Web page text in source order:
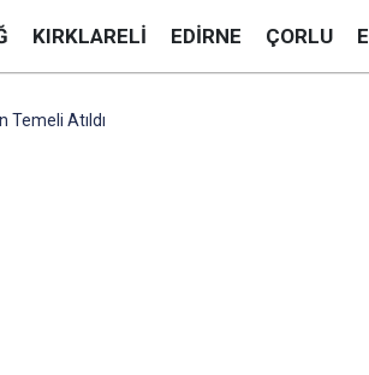
KIRKLARELI EDIRNE ÇORLU
Temeli Atıldı